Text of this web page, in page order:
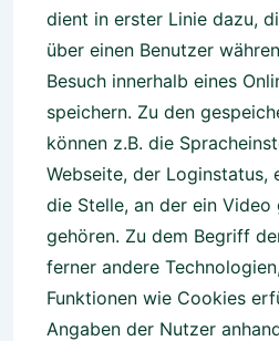
dient in erster Linie dazu,
über einen Benutzer
Besuch innerhalb eines
speichern. Zu den
können z.B. die
Webseite, der Loginstatus,
die Stelle, an der ein Video
gehören. Zu dem Begriff
ferner andere
Funktionen wie Cookies
Angaben der Nutzer